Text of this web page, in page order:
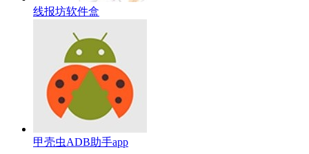
线报坊软件盒
甲壳虫ADB助手app